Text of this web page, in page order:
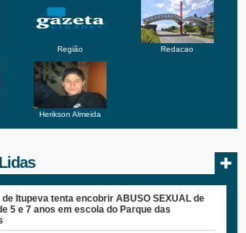
Região Redacao
Herikson Almeida
Itupeva tenta encobrir ABUSO SEXUAL de
5 e 7 anos em escola do Parque das